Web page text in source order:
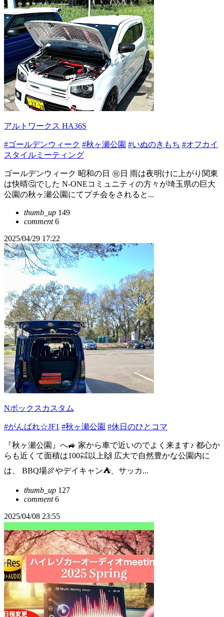
アルトワークス HA36S
#ゴールデンウィーク #秋ヶ瀬公園 #いぬのきもち #オフカイ
スタイルミーティング
ゴールデンウィーク 昭和の日 ㊗️日 雨は夜明けに上がり関東
は快晴🤔でした N-ONEコミュニティの方々が埼玉県の巨大
公園の秋ヶ瀬公園にてプチ会をされると...
thumb_up 149
comment6
2025/04/29 17:22
Nボックスカスタム
#がんばれ☆JF1 #秋ヶ瀬公園 #休日のひとコマ
『秋ヶ瀬公園』へ🚙 家から車で近いのでよく来ます♪ 都心か
らも近くて面積は100㌶以上🙌 広大で自然豊かな公園内に
は、 BBQ場🍖やデイキャン⛺️、サッカ...
thumb_up 127
comment6
2025/04/08 23:55